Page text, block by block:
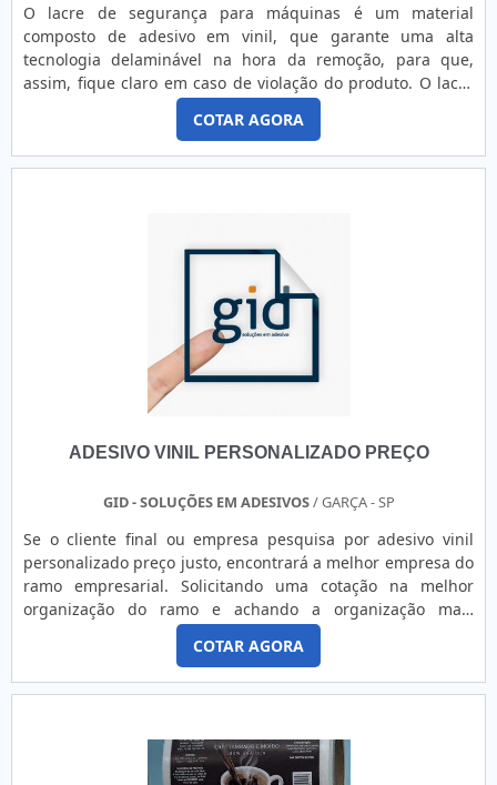
O lacre de segurança para máquinas é um material
composto de adesivo em vinil, que garante uma alta
tecnologia delaminável na hora da remoção, para que,
assim, fique claro em caso de violação do produto. O lacre
tem como maior finalidade assegurar a proteção de
componentes que necessitam de garantia nos mais
variados tipos e setores.o produto garante alta eficiênciaO
produto é capaz de garantir, ainda, uma excelente
oferece uma fácil personalização e adequação conforme
cada projeto.O uso destes itens são essenciais para muitas
indústrias. Isto porque o adesivo de segurança é um
material feito com qualidade comprovada para ser usado
com os seguintes objetivos:Evitar a violação dos
produtos;Impedir a falsificação de produtos;Garantir a
segurança do consumidor.A Corimpress dispões de um
espaço físico de 1.000m² e atua principalmente junto ao
painéis de policarbonato, plaquetas de identificação
envelopamento, sinalização corporativa, rotulagem e muito
personalização de ambientes corporativos nos segmentos
comercial, gastronômico, hospitalar, de serviços e eventos.o
melhor Lacre de segurança para máquinasCom know-how
adquirido em mais de 30 anos de experiência, investindo
em produtos e serviços que atendem as expectativas dos
clientes, atuando com fornecedores que prezam pela
qualidade e excelência em seus produtos e atentos às
excelente qualidade de seus produtos, pela tecnologia de
última geração empregada e pela agilidade e confiabilidade
COTAR AGORA
ADESIVO VINIL PERSONALIZADO PREÇO
GID - SOLUÇÕES EM ADESIVOS/ GARÇA - SP
Se o cliente final ou empresa pesquisa por adesivo vinil
personalizado preço justo, encontrará a melhor empresa do
ramo empresarial. Solicitando uma cotação na melhor
organização do ramo e achando a organização mais
competente do ramo.Quando o assunto é adesivo vinil
personalizado preço acessível, com a equipe da GID -
Soluções em Adesivos o cliente poderá contar proteção com
pagamento acessível.DIFERENCIAIS IMPORTANTES DE
Adesivos foca seus recursos em criar para cada cliente uma
estrutura com escritório de alta qualidade onde são
COTAR AGORA